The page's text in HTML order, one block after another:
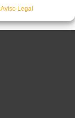
Aviso Legal